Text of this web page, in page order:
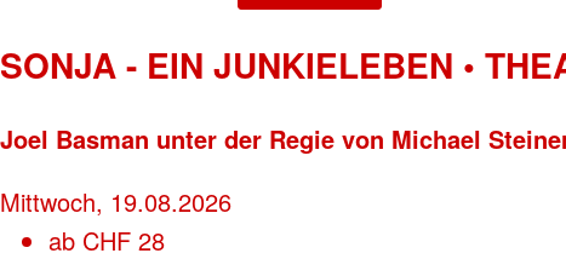
SONJA - EIN JUNKIELEBEN •
Joel Basman unter der Regie von Michael
Mittwoch, 19.08.2026
ab CHF 28